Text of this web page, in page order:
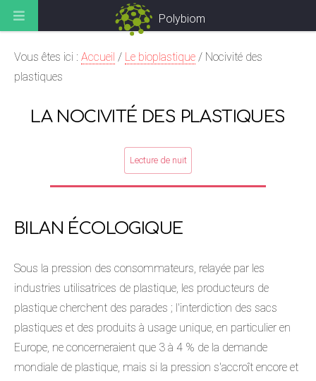
Vous êtes ici : Accueil / Le bioplastique / Nocivité des
plastiques
LA NOCIVITÉ DES PLASTIQUES
Lecture de nuit
BILAN ÉCOLOGIQUE
Sous la pression des consommateurs, relayée par les
industries utilisatrices de plastique, les producteurs de
plastique cherchent des parades ; l'interdiction des sacs
plastiques et des produits à usage unique, en particulier en
Europe, ne concerneraient que 3 à 4 % de la demande
mondiale de plastique, mais si la pression s'accroît encore et
Polybiom